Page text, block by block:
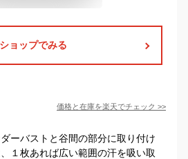
ショップでみる
価格と在庫を楽天でチェック >>
ーバストと谷間の部分に取り付け
１枚あれば広い範囲の汗を吸い取